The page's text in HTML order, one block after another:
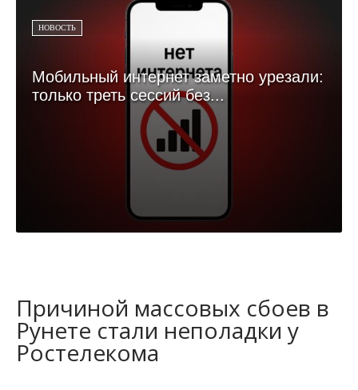
НОВОСТЬ
Мобильный интернет заметно урезали:
только треть сессий без...
Причиной массовых сбоев в
Рунете стали неполадки у
Ростелекома